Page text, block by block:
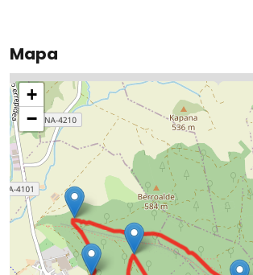
Mapa
+
−